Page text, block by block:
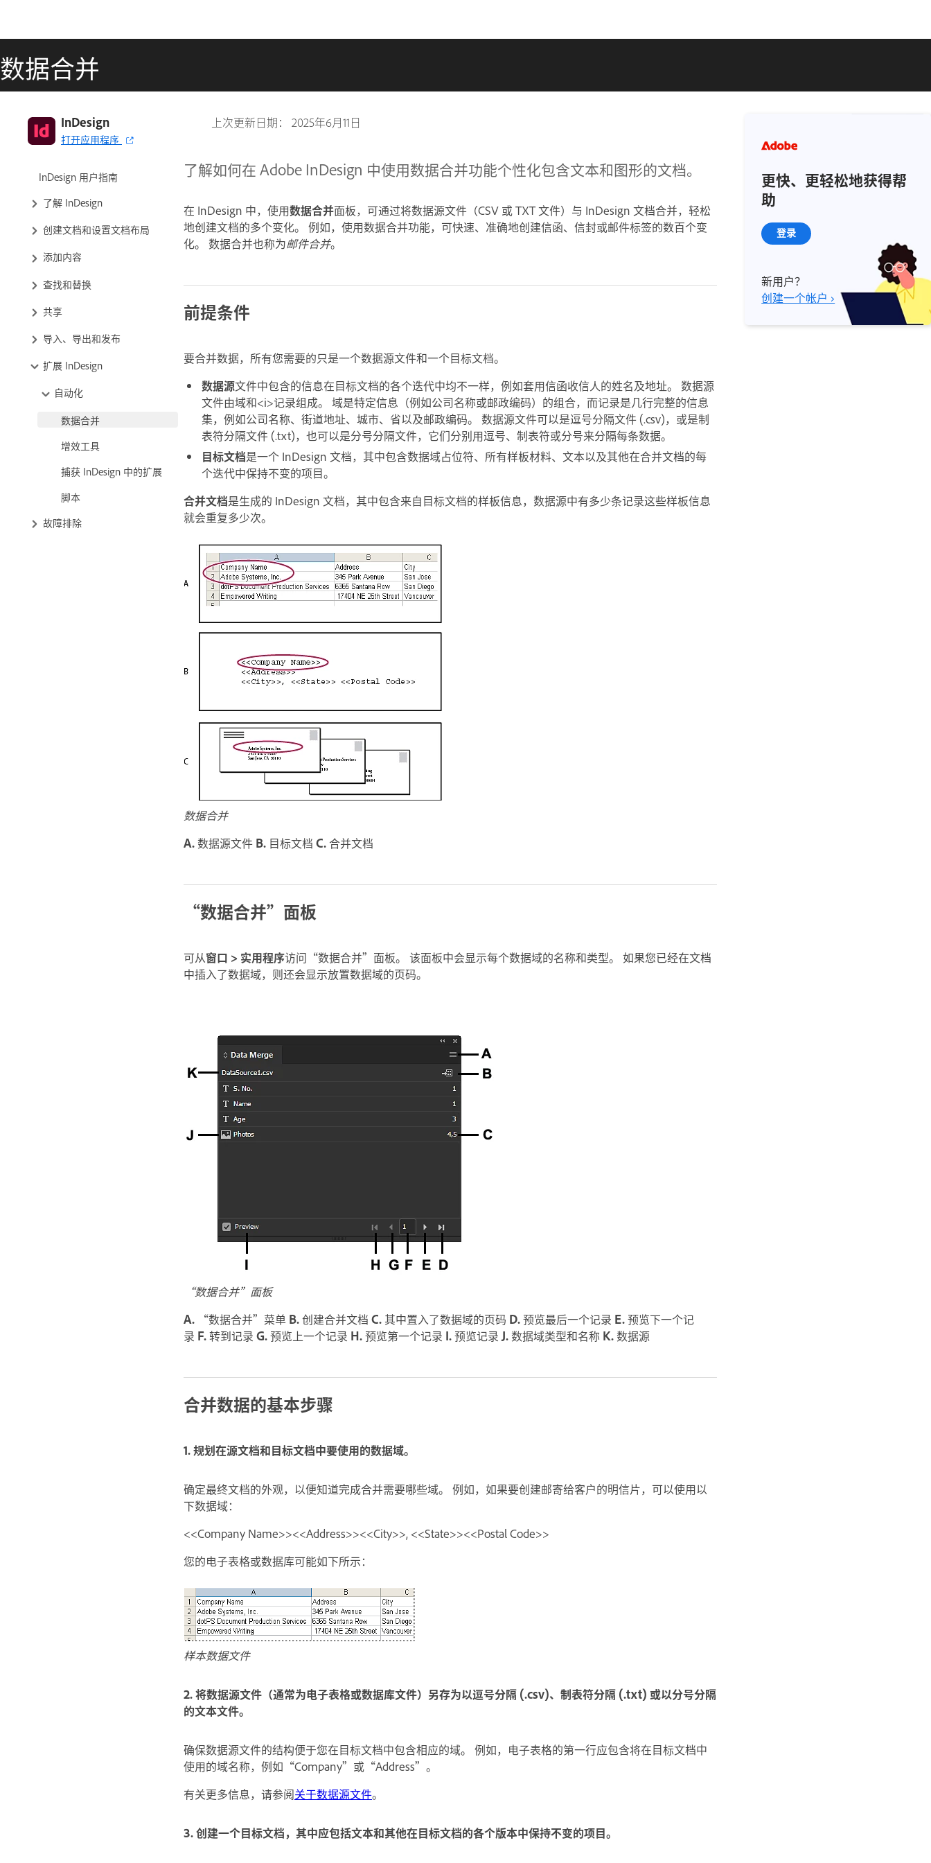
数据合并
上次更新日期： 2025年6月11日
InDesign
打开应用程序
InDesign 用户指南
了解 InDesign
创建文档和设置文档布局
添加内容
查找和替换
共享
导入、导出和发布
扩展 InDesign
自动化
数据合并
增效工具
捕获 InDesign 中的扩展
脚本
故障排除
了解如何在 Adobe InDesign 中使用数据合并功能个性化包含文本和图形的文档。
在 InDesign 中，使用数据合并面板，可通过将数据源文件（CSV 或 TXT 文件）与 InDesign 文档合并，轻松
地创建文档的多个变化。 例如，使用数据合并功能，可快速、准确地创建信函、信封或邮件标签的数百个变
化。 数据合并也称为邮件合并。
前提条件
要合并数据，所有您需要的只是一个数据源文件和一个目标文档。
数据源文件中包含的信息在目标文档的各个迭代中均不一样，例如套用信函收信人的姓名及地址。 数据源
文件由域和<i>记录组成。 域是特定信息（例如公司名称或邮政编码）的组合，而记录是几行完整的信息
集，例如公司名称、街道地址、城市、省以及邮政编码。 数据源文件可以是逗号分隔文件 (.csv)，或是制
表符分隔文件 (.txt)，也可以是分号分隔文件，它们分别用逗号、制表符或分号来分隔每条数据。
目标文档是一个 InDesign 文档，其中包含数据域占位符、所有样板材料、文本以及其他在合并文档的每
个迭代中保持不变的项目。
合并文档是生成的 InDesign 文档，其中包含来自目标文档的样板信息，数据源中有多少条记录这些样板信息
就会重复多少次。
数据合并
A.数据源文件 B. 目标文档 C. 合并文档
“数据合并”面板
可从窗口 > 实用程序访问“数据合并”面板。 该面板中会显示每个数据域的名称和类型。 如果您已经在文档
中插入了数据域，则还会显示放置数据域的页码。
“数据合并”面板
A. “数据合并”菜单 B.创建合并文档 C. 其中置入了数据域的页码 D.预览最后一个记录 E.预览下一个记
录 F.转到记录 G.预览上一个记录 H.预览第一个记录 I.预览记录J.数据域类型和名称 K.数据源
合并数据的基本步骤
1. 规划在源文档和目标文档中要使用的数据域。
确定最终文档的外观，以便知道完成合并需要哪些域。 例如，如果要创建邮寄给客户的明信片，可以使用以
下数据域：
<<Company Name>><<Address>><<City>>, <<State>><<Postal Code>>
您的电子表格或数据库可能如下所示：
样本数据文件
2. 将数据源文件（通常为电子表格或数据库文件）另存为以逗号分隔 (.csv)、制表符分隔 (.txt) 或以分号分隔
的文本文件。
确保数据源文件的结构便于您在目标文档中包含相应的域。 例如，电子表格的第一行应包含将在目标文档中
使用的域名称，例如“Company”或“Address”。
有关更多信息，请参阅关于数据源文件。
3. 创建一个目标文档，其中应包括文本和其他在目标文档的各个版本中保持不变的项目。
更快、更轻松地获得帮
助
登录
新用户？
创建一个帐户 ›